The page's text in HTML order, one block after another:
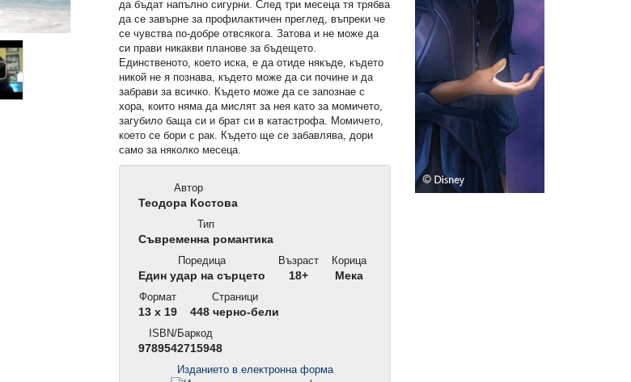
да бъдат напълно сигурни. След три месеца тя трябва
да се завърне за профилактичен преглед, въпреки че
се чувства по-добре отвсякога. Затова и не може да
си прави никакви планове за бъдещето.
Единственото, което иска, е да отиде някъде, където
никой не я познава, където може да си почине и да
забрави за всичко. Където може да се запознае с
хора, които няма да мислят за нея като за момичето,
загубило баща си и брат си в катастрофа. Момичето,
което се бори с рак. Където ще се забавлява, дори
само за няколко месеца.
Автор
Теодора Костова
Тип
Съвременна романтика
Поредица
Един удар на сърцето
Възраст
18+
Корица
Мека
Формат
13 x 19
Страници
448 черно-бели
ISBN/Баркод
9789542715948
Изданието в електронна форма